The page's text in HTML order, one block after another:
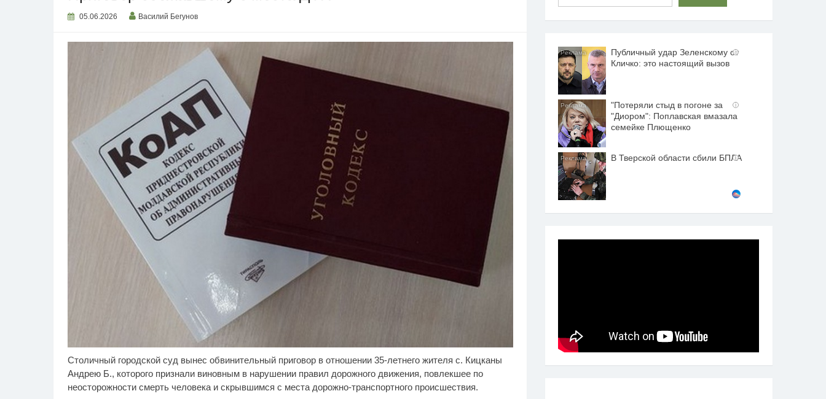
05.06.2026 Василий Бегунов
Столичный городской суд вынес обвинительный приговор в отношении 35-летнего жителя с. Кицканы
Андрею Б., которого признали виновным в нарушении правил дорожного движения, повлекшее по
неосторожности смерть человека и скрывшимся с места дорожно-транспортного происшествия.
i
Публичный удар Зеленскому от
Кличко: это настоящий вызов
i
"Потеряли стыд в погоне за
"Диором": Поплавская вмазала
семейке Плющенко
i
В Тверской области сбили БПЛА
i
Скрытая камера на
пляже Крыма: Что люди
вытворяют, когда их не
видят...
i
"Потеряли стыд в погоне
за "Диором": Поплавская
вмазала семейке
Плющенко
В Тверской области
сбили БПЛА